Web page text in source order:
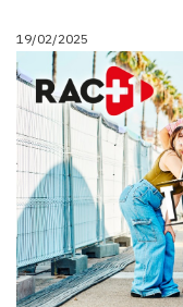
19/02/2025